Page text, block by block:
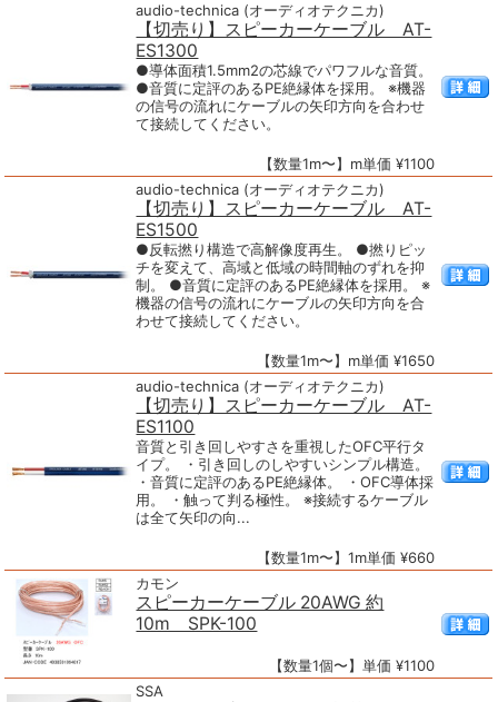
audio-technica (オーディオテクニカ)
【切売り】スピーカーケーブル AT-
ES1300
●導体面積1.5mm2の芯線でパワフルな音質。
●音質に定評のあるPE絶縁体を採用。 ※機器
の信号の流れにケーブルの矢印方向を合わせ
て接続してください。
【数量1m〜】m単価 ¥1100
audio-technica (オーディオテクニカ)
【切売り】スピーカーケーブル AT-
ES1500
●反転撚り構造で高解像度再生。 ●撚りピッ
チを変えて、高域と低域の時間軸のずれを抑
制。 ●音質に定評のあるPE絶縁体を採用。 ※
機器の信号の流れにケーブルの矢印方向を合
わせて接続してください。
【数量1m〜】m単価 ¥1650
audio-technica (オーディオテクニカ)
【切売り】スピーカーケーブル AT-
ES1100
音質と引き回しやすさを重視したOFC平行タ
イプ。 ・引き回しのしやすいシンプル構造。
・音質に定評のあるPE絶縁体。 ・OFC導体採
用。 ・触って判る極性。 ※接続するケーブル
は全て矢印の向...
【数量1m〜】1m単価 ¥660
カモン
スピーカーケーブル 20AWG 約
10m SPK-100
【数量1個〜】単価 ¥1100
SSA